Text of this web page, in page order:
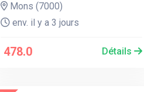
Mons (7000)
env. il y a 3 jours
478.0 Détails